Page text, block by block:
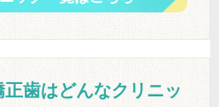
歯はどんなクリニッ